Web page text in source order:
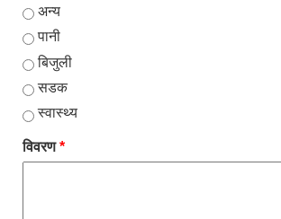
अन्य
पानी
बिजुली
सडक
स्वास्थ्य
विवरण*